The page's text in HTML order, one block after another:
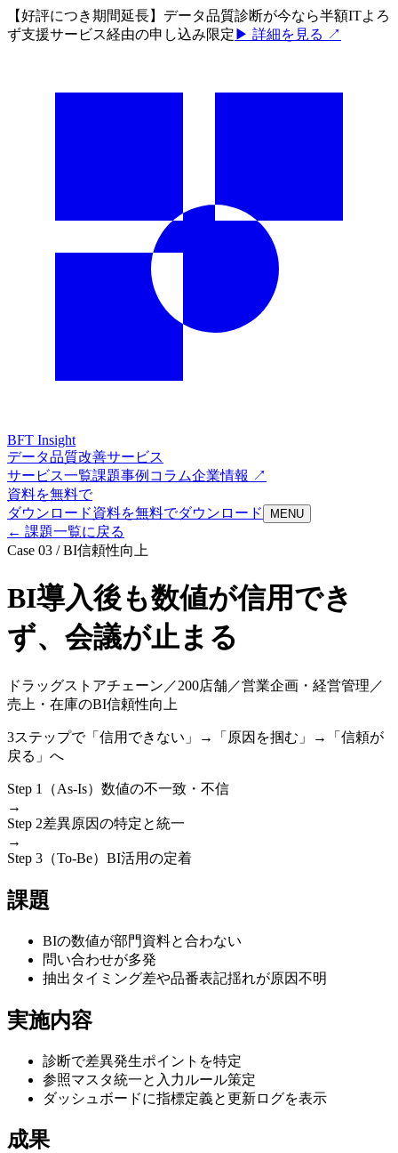
【好評につき期間延長】データ品質診断が今なら半額ITよろ
ず支援サービス経由の申し込み限定 ▶ 詳細を見る ↗
BFT Insight
データ品質改善サービス
サービス一覧課題事例 コラム企業情報 ↗
資料を無料で
ダウンロード資料を無料でダウンロード MENU
← 課題一覧に戻る
Case 03 /BI信頼性向上
BI導入後も数値が信用でき
ず、会議が止まる
ドラッグストアチェーン／200店舗／営業企画・経営管理／
売上・在庫のBI信頼性向上
3ステップで「信用できない」→「原因を掴む」→「信頼が
戻る」へ
Step 1（As-Is） 数値の不一致・不信
→
Step 2差異原因の特定と統一
→
Step 3（To-Be） BI活用の定着
課題
BIの数値が部門資料と合わない
問い合わせが多発
抽出タイミング差や品番表記揺れが原因不明
実施内容
診断で差異発生ポイントを特定
参照マスタ統一と入力ルール策定
ダッシュボードに指標定義と更新ログを表示
成果